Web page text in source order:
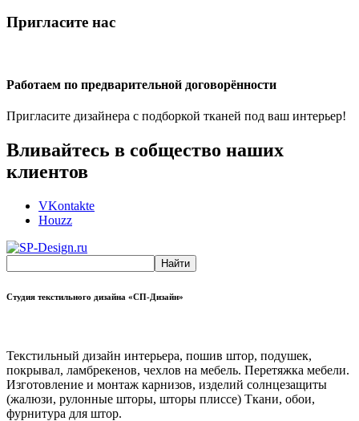
Пригласите нас
Работаем по предварительной договорённости
Пригласите дизайнера с подборкой тканей под ваш интерьер!
Вливайтесь в собщество наших
клиентов
VKontakte
Houzz
Студия текстильного дизайна «СП-Дизайн»
Текстильный дизайн интерьера, пошив штор, подушек,
покрывал, ламбрекенов, чехлов на мебель. Перетяжка мебели.
Изготовление и монтаж карнизов, изделий солнцезащиты
(жалюзи, рулонные шторы, шторы плиссе) Ткани, обои,
фурнитура для штор.